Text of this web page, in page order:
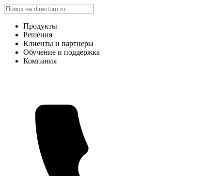
Продукты
Решения
Клиенты и партнеры
Обучение и поддержка
Компания